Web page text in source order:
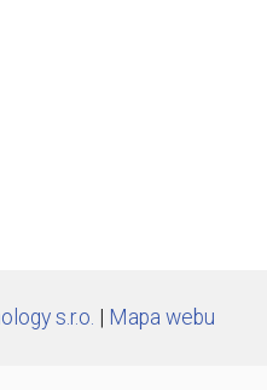
s.r.o. Mapa webu